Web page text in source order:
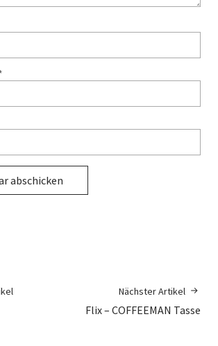
Nächster Artikel
Flix – COFFEEMAN Tasse